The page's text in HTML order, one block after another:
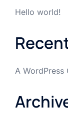
Hello world!
A WordPress